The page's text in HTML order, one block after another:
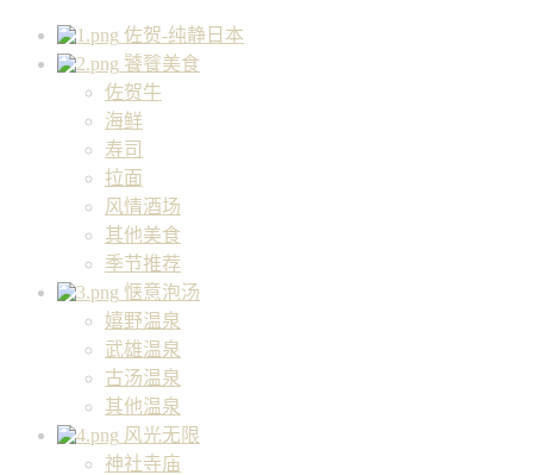
佐贺-纯静日本
饕餮美食
佐贺牛
海鲜
寿司
拉面
风情酒场
其他美食
季节推荐
惬意泡汤
嬉野温泉
武雄温泉
古汤温泉
其他温泉
风光无限
神社寺庙